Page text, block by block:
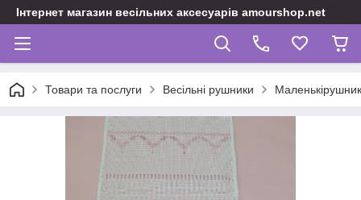
Інтернет магазин весільних аксесуарів amourshop.net
Товари та послуги Весільні рушники